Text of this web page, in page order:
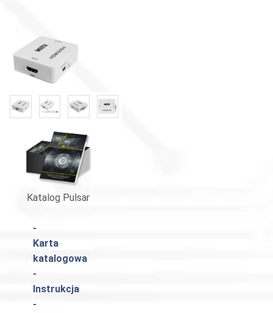
Katalog Pulsar
-
Karta
katalogowa
-
Instrukcja
-